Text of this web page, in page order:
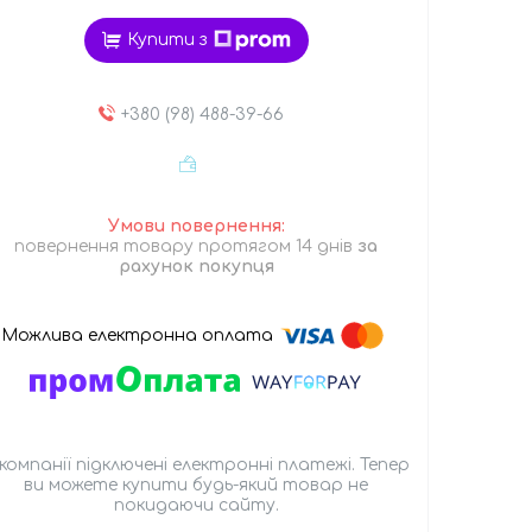
Купити з
+380 (98) 488-39-66
повернення товару протягом 14 днів за
рахунок покупця
підключені електронні платежі. Тепер
ви можете купити будь-який товар не
покидаючи сайту.